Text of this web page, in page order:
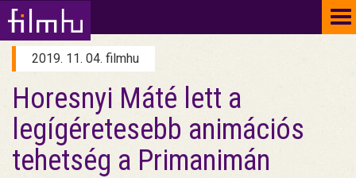
2019. 11. 04. filmhu
Horesnyi Máté lett a
legígéretesebb animációs
tehetség a Primanimán